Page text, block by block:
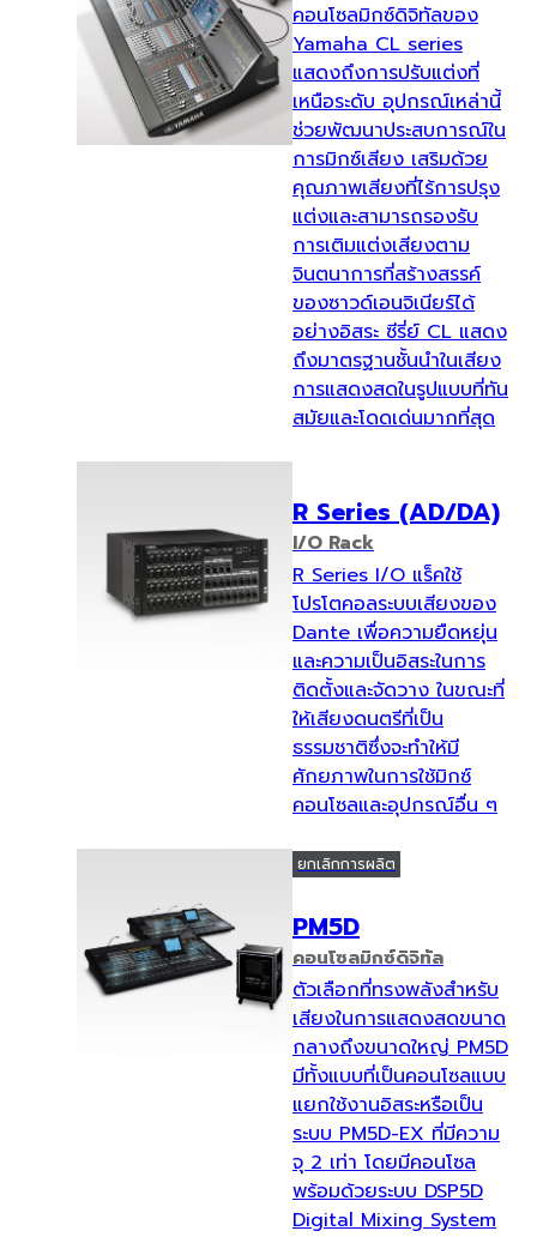
คอนโซลมิกซ์ดิจิทัลของ
Yamaha CL series
แสดงถึงการปรับแต่งที่
เหนือระดับ อุปกรณ์เหล่านี้
ช่วยพัฒนาประสบการณ์ใน
การมิกซ์เสียง เสริมด้วย
คุณภาพเสียงที่ไร้การปรุง
แต่งและสามารถรองรับ
การเติมแต่งเสียงตาม
จินตนาการที่สร้างสรรค์
ของซาวด์เอนจิเนียร์ได้
อย่างอิสระ ซีรี่ย์ CL แสดง
ถึงมาตรฐานชั้นนำในเสียง
การแสดงสดในรูปแบบที่ทัน
สมัยและโดดเด่นมากที่สุด
R Series (AD/DA)
I/O Rack
R Series I/O แร็คใช้
โปรโตคอลระบบเสียงของ
Dante เพื่อความยืดหยุ่น
และความเป็นอิสระในการ
ติดตั้งและจัดวาง ในขณะที่
ให้เสียงดนตรีที่เป็น
ธรรมชาติซึ่งจะทำให้มี
ศักยภาพในการใช้มิกซ์
คอนโซลและอุปกรณ์อื่น ๆ
PM5D
คอนโซลมิกซ์ดิจิทัล
ยกเลิกการผลิต
ตัวเลือกที่ทรงพลังสำหรับ
เสียงในการแสดงสดขนาด
กลางถึงขนาดใหญ่ PM5D
มีทั้งแบบที่เป็นคอนโซลแบบ
แยกใช้งานอิสระหรือเป็น
ระบบ PM5D-EX ที่มีความ
จุ 2 เท่า โดยมีคอนโซล
พร้อมด้วยระบบ DSP5D
Digital Mixing System